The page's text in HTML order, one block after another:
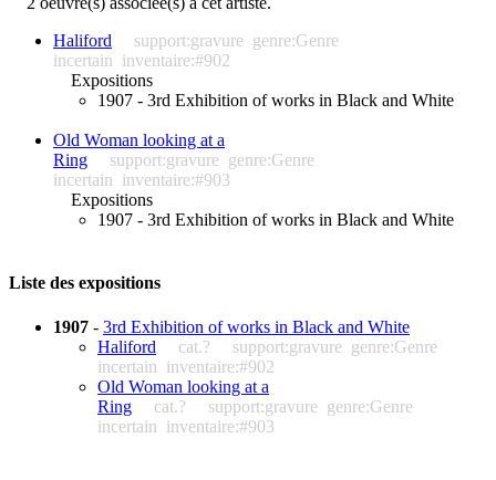
Haliford
support:gravure genre:Genre
incertain inventaire:#902
Expositions
1907 - 3rd Exhibition of works in Black and White
Old Woman looking at a
Ring
support:gravure genre:Genre
incertain inventaire:#903
Expositions
1907 - 3rd Exhibition of works in Black and White
Liste des expositions
1907 - 3rd Exhibition of works in Black and White
Haliford
cat.? support:gravure genre:Genre
incertain inventaire:#902
Old Woman looking at a
Ring
cat.? support:gravure genre:Genre
incertain inventaire:#903